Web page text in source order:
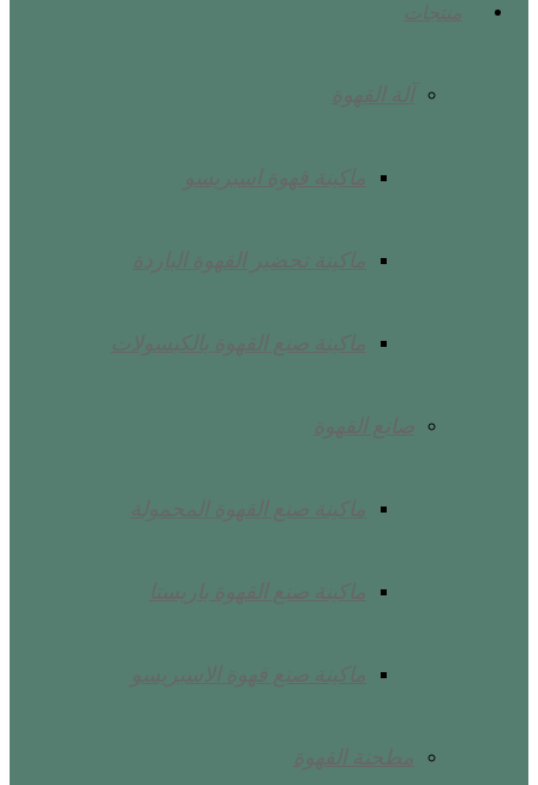
منتجات
آلة القهوة
ماكينة قهوة اسبريسو
ماكينة تحضير القهوة الباردة
ماكينة صنع القهوة بالكبسولات
صانع القهوة
ماكينة صنع القهوة المحمولة
ماكينة صنع القهوة باريستا
ماكينة صنع قهوة الاسبريسو
مطحنة القهوة